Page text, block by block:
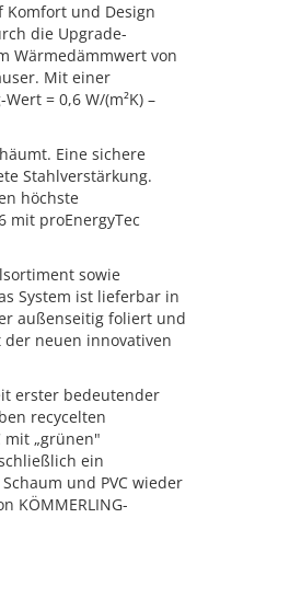
MD Passivhaus
und Design
die Upgrade-
Wärmedämmwert von
Mit einer
= 0,6 W/(m²K) –
Eine sichere
Stahlverstärkung.
höchste
mit proEnergyTec
sowie
System ist lieferbar in
außenseitig foliert und
der neuen innovativen
erster bedeutender
recycelten
mit „grünen"
ein
und PVC wieder
KÖMMERLING-